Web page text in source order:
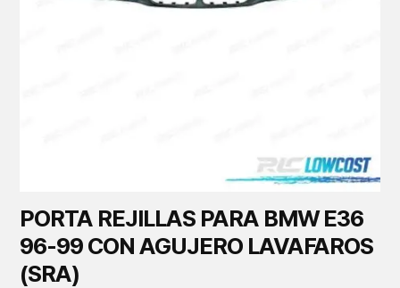
PORTA REJILLAS PARA BMW E36
96-99 CON AGUJERO LAVAFAROS
(SRA)